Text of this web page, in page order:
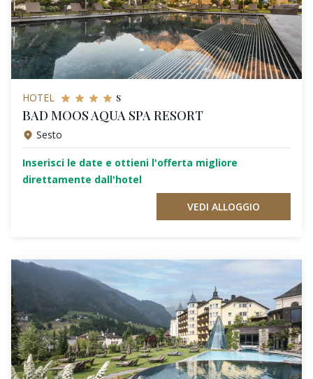
HOTEL s
BAD MOOS AQUA SPA RESORT
Sesto
Inserisci le date e ottieni l'offerta migliore
direttamente dall'hotel
VEDI ALLOGGIO